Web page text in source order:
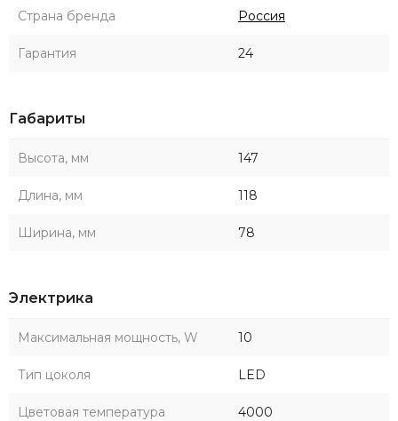
Страна бренда Россия
Гарантия 24
Габариты
Высота, мм 147
Длина, мм 118
Ширина, мм 78
Электрика
Максимальная мощность, W 10
Тип цоколя LED
Цветовая температура 4000